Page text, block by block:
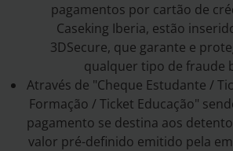
pagamentos por cartão de
Caseking Iberia, estão
3DSecure, que garante e
qualquer tipo de fraude
Através de "Cheque Estudante /
Formação / Ticket Educação"
pagamento se destina aos
valor pré-definido emitido pela